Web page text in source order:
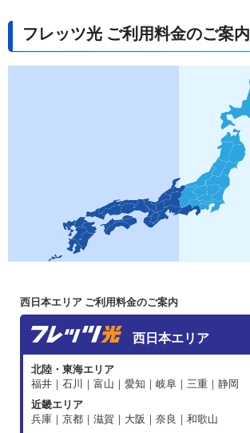
フレッツ光 ご利用料金のご案内
西日本エリア ご利用料金のご案内
西日本エリア
北陸・東海エリア
福井｜石川｜富山｜愛知｜岐阜｜三重｜静岡
近畿エリア
兵庫｜京都｜滋賀｜大阪｜奈良｜和歌山